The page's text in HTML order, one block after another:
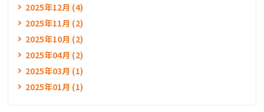
2025年12月 (4)
2025年11月 (2)
2025年10月 (2)
2025年04月 (2)
2025年03月 (1)
2025年01月 (1)